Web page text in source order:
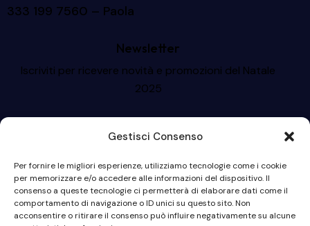
Gestisci Consenso
Per fornire le migliori esperienze, utilizziamo tecnologie come i cookie
per memorizzare e/o accedere alle informazioni del dispositivo. Il
consenso a queste tecnologie ci permetterà di elaborare dati come il
comportamento di navigazione o ID unici su questo sito. Non
acconsentire o ritirare il consenso può influire negativamente su alcune
333 199 7560 – Paola
Newsletter
Iscriviti per ricevere novità e promozioni del Natale
2025
Iscriviti